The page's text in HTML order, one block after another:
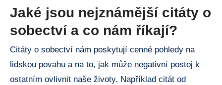
Jaké jsou nejznámější citáty o
sobectví a co nám říkají?
Citáty o sobectví nám poskytují cenné pohledy na
lidskou povahu a na to, jak může negativní postoj k
ostatním ovlivnit naše životy. Například citát od